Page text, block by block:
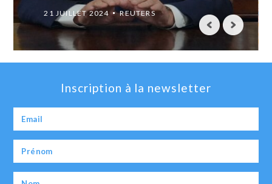
21 JUILLET 2024 REUTERS
Inscription à la newsletter